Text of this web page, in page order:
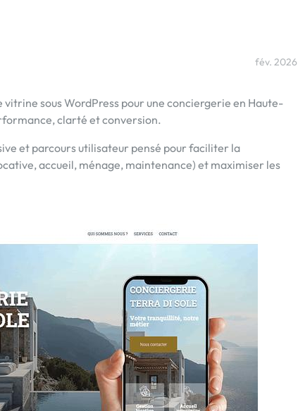
fév. 2026
sous WordPress pour une conciergerie en Haute-
clarté et conversion.
et parcours utilisateur pensé pour faciliter la
accueil, ménage, maintenance) et maximiser les